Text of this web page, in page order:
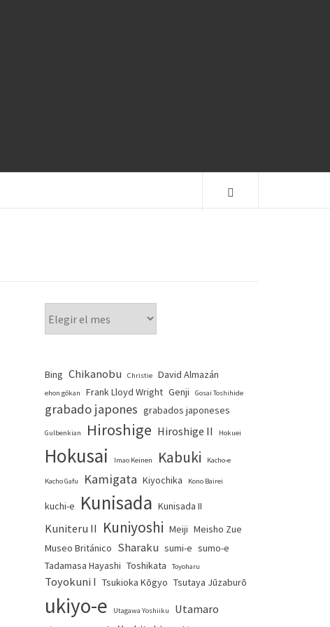
Bing Chikanobu Christie David Almazán
ehon gōkan Frank Lloyd Wright Genji Gosai Toshihide
grabado japones grabados japoneses
Gulbenkian Hiroshige Hiroshige II Hokuei
Hokusai Imao Keinen Kabuki Kacho-e
Kacho Gafu Kamigata Kiyochika Kono Bairei
kuchi-e Kunisada Kunisada II
Kuniteru II Kuniyoshi Meiji Meisho Zue
Museo Británico Sharaku sumi-e sumo-e
Tadamasa Hayashi Toshikata Toyoharu
Toyokuni I Tsukioka Kōgyo Tsutaya Jūzaburō
ukiyo-e Utagawa Yoshiiku Utamaro